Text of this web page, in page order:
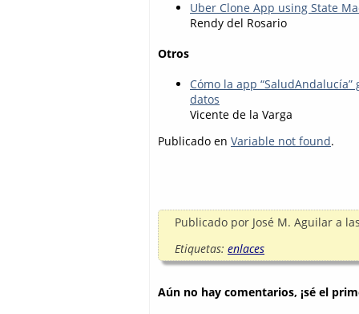
Uber Clone App using State
Rendy del Rosario
Otros
Cómo la app
datos
Vicente de la Varga
Publicado en Variable not found.
Publicado por José M. Aguilar a
Etiquetas: enlaces
Aún no hay comentarios, ¡sé el